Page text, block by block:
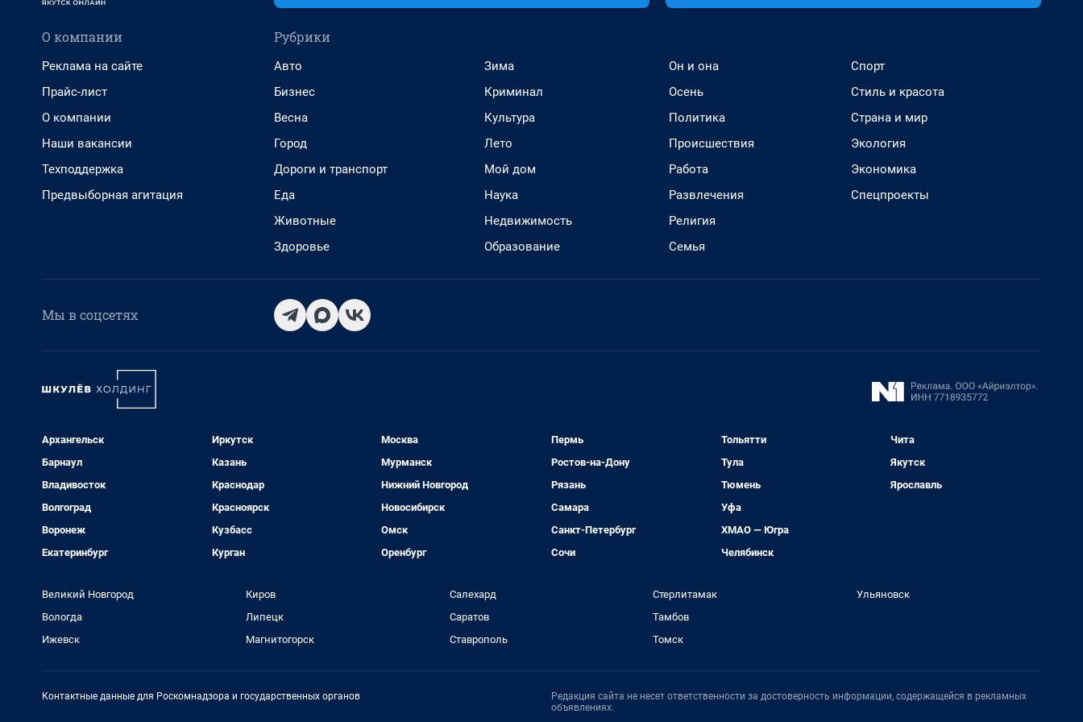
О компании
Реклама на сайте
Прайс-лист
О компании
Наши вакансии
Техподдержка
Предвыборная агитация
Рубрики
Авто
Бизнес
Весна
Город
Дороги и транспорт
Еда
Животные
Здоровье
Зима
Криминал
Культура
Лето
Мой дом
Наука
Недвижимость
Образование
Он и она
Осень
Политика
Происшествия
Работа
Развлечения
Религия
Семья
Спорт
Стиль и красота
Страна и мир
Экология
Экономика
Спецпроекты
Мы в соцсетях
Архангельск
Барнаул
Владивосток
Волгоград
Воронеж
Екатеринбург
Иркутск
Казань
Краснодар
Красноярск
Кузбасс
Курган
Москва
Мурманск
Нижний Новгород
Новосибирск
Омск
Оренбург
Пермь
Ростов-на-Дону
Рязань
Самара
Санкт-Петербург
Сочи
Тольятти
Тула
Тюмень
Уфа
ХМАО — Югра
Челябинск
Чита
Якутск
Ярославль
Великий Новгород
Вологда
Ижевск
Киров
Липецк
Магнитогорск
Салехард
Саратов
Ставрополь
Стерлитамак
Тамбов
Томск
Ульяновск
Контактные данные для Роскомнадзора и государственных органов
Редакция сайта не несет ответственности за достоверность информации, содержащейся в рекламных
объявлениях.